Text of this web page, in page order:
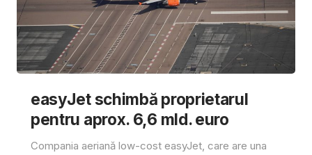
easyJet schimbă proprietarul
pentru aprox. 6,6 mld. euro
Compania aeriană low-cost easyJet, care are una